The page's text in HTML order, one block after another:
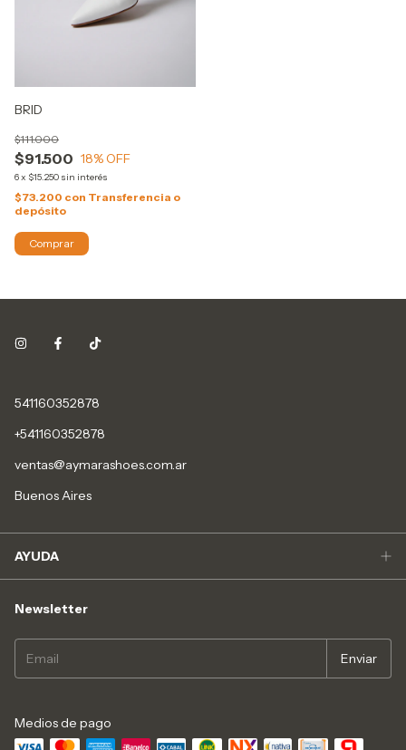
BRID
$91.500
$111.000
18% OFF
6x $15.250 sin interés
$73.200 con Transferencia o
depósito
Comprar
541160352878
+541160352878
ventas@aymarashoes.com.ar
Buenos Aires
AYUDA
Newsletter
Medios de pago